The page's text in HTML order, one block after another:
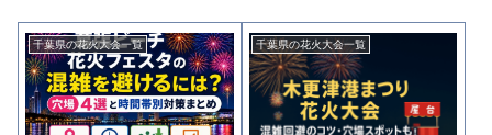
千葉県の花火大会一覧 千葉県の花火大会一覧